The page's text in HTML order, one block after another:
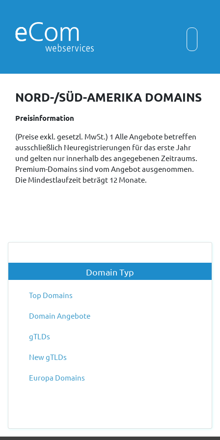
NORD-/SÜD-AMERIKA DOMAINS
Preisinformation
(Preise exkl. gesetzl. MwSt.) 1 Alle Angebote betreffen
ausschließlich Neuregistrierungen für das erste Jahr
und gelten nur innerhalb des angegebenen Zeitraums.
Premium-Domains sind vom Angebot ausgenommen.
Die Mindestlaufzeit beträgt 12 Monate.
Domain Typ
Top Domains
Domain Angebote
gTLDs
New gTLDs
Europa Domains